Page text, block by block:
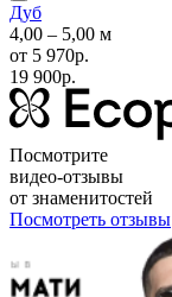
Дуб
4,00 ‒ 5,00 м
от 5 970р.
19 900р.
Посмотрите
видео-отзывы
от знаменитостей
Посмотреть отзывы